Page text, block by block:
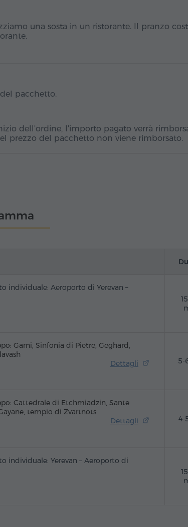
una sosta in un ristorante. Il pranzo
pacchetto.
dell'ordine, l'importo pagato verrà
prezzo del pacchetto non viene rimborsato.
individuale: Aeroporto di Yerevan –
Garni, Sinfonia di Pietre, Geghard,
Dettagli
5-
Cattedrale di Etchmiadzin, Sante
tempio di Zvartnots
Dettagli
4-
individuale: Yerevan – Aeroporto di